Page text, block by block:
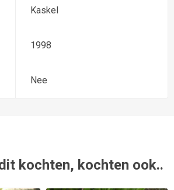
Kaskel
1998
Nee
kochten, kochten ook..